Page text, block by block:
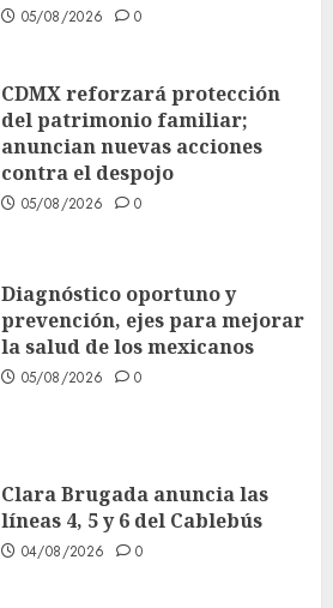
05/08/2026 0
CDMX reforzará protección
del patrimonio familiar;
anuncian nuevas acciones
contra el despojo
05/08/2026 0
Diagnóstico oportuno y
prevención, ejes para mejorar
la salud de los mexicanos
05/08/2026 0
Clara Brugada anuncia las
líneas 4, 5 y 6 del Cablebús
04/08/2026 0